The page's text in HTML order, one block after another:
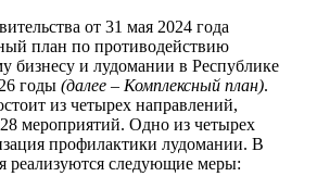
от 31 мая 2024 года
план по противодействию
бизнесу и лудомании в Республике
годы (далее – Комплексный план).
из четырех направлений,
мероприятий. Одно из четырех
профилактики лудомании. В
реализуются следующие меры: